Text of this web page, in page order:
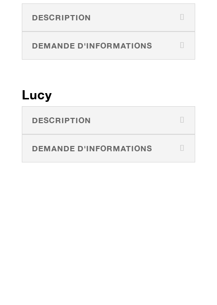
DESCRIPTION
DEMANDE D'INFORMATIONS
Lucy
DESCRIPTION
DEMANDE D'INFORMATIONS